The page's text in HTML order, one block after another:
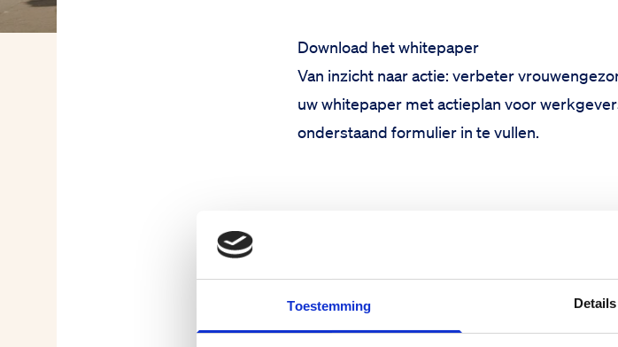
Toestemming Details
Download het whitepaper
Van inzicht naar actie: verbeter
uw whitepaper met actieplan voor
onderstaand formulier in te vullen.
Telefoonnummer Optioneel